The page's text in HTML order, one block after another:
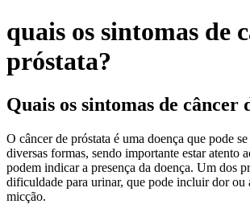
quais os sintomas de
próstata?
Quais os sintomas de câncer
O câncer de próstata é uma doença que pode
diversas formas, sendo importante estar atento
podem indicar a presença da doença. Um dos
dificuldade para urinar, que pode incluir dor ou
micção.